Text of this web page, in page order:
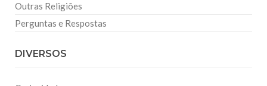
Outras Religiões
Perguntas e Respostas
DIVERSOS